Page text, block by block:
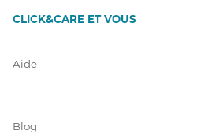
CLICK&CARE ET VOUS
Aide
Blog